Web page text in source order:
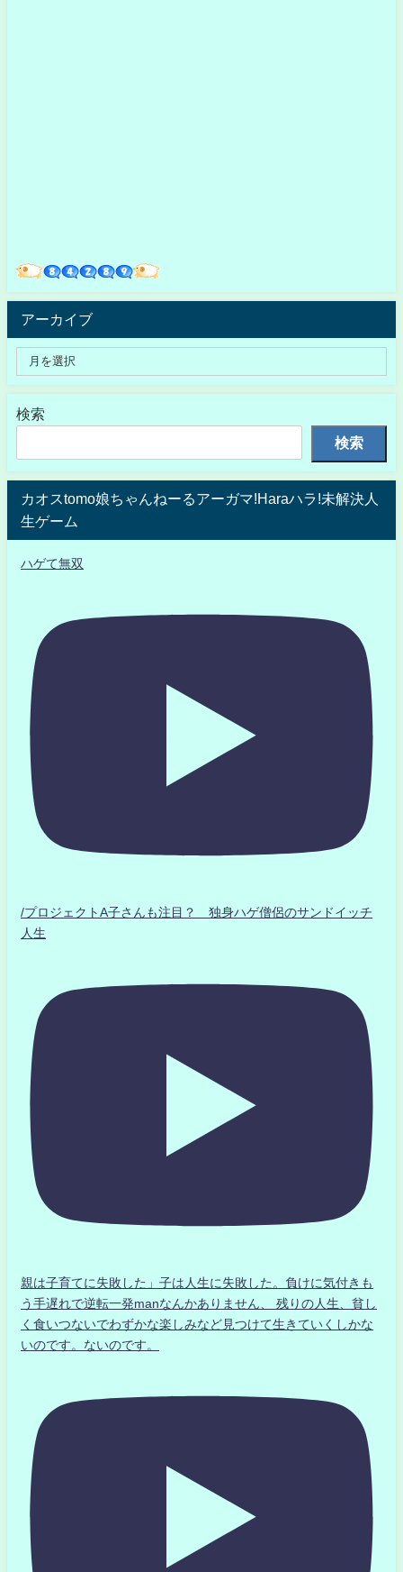
アーカイブ
検索
検索
カオスtomo娘ちゃんねーるアーガマ!Haraハラ!未解決人
生ゲーム
ハゲて無双
/プロジェクトA子さんも注目？ 独身ハゲ僧侶のサンドイッチ
人生
親は子育てに失敗した」子は人生に失敗した。負けに気付きも
う手遅れで逆転一発manなんかありません、 残りの人生、貧し
く食いつないでわずかな楽しみなど見つけて生きていくしかな
いのです。ないのです。